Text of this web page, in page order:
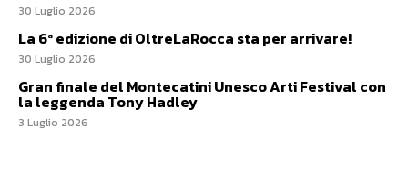
30 Luglio 2026
La 6ª edizione di OltreLaRocca sta per arrivare!
30 Luglio 2026
Gran finale del Montecatini Unesco Arti Festival con
la leggenda Tony Hadley
3 Luglio 2026